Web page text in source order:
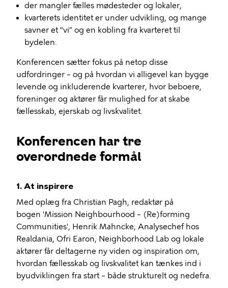
der mangler fælles mødesteder og lokaler,
kvarterets identitet er under udvikling, og mange
savner et “vi” og en kobling fra kvarteret til
bydelen.
Konferencen sætter fokus på netop disse
udfordringer – og på hvordan vi alligevel kan bygge
levende og inkluderende kvarterer, hvor beboere,
foreninger og aktører får mulighed for at skabe
fællesskab, ejerskab og livskvalitet.
Konferencen har tre
overordnede formål
1. At inspirere
Med oplæg fra Christian Pagh, redaktør på
bogen 'Mission Neighbourhood – (Re)forming
Communities', Henrik Mahncke, Analysechef hos
Realdania, Ofri Earon, Neighborhood Lab og lokale
aktører får deltagerne ny viden og inspiration om,
hvordan fællesskab og livskvalitet kan tænkes ind i
byudviklingen fra start – både strukturelt og nedefra.